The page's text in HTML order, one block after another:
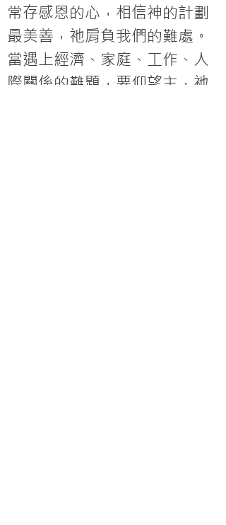
常存感恩的心，相信神的計劃
最美善，祂肩負我們的難處。
當遇上經濟、家庭、工作、人
際關係的難題，要仰望主，祂